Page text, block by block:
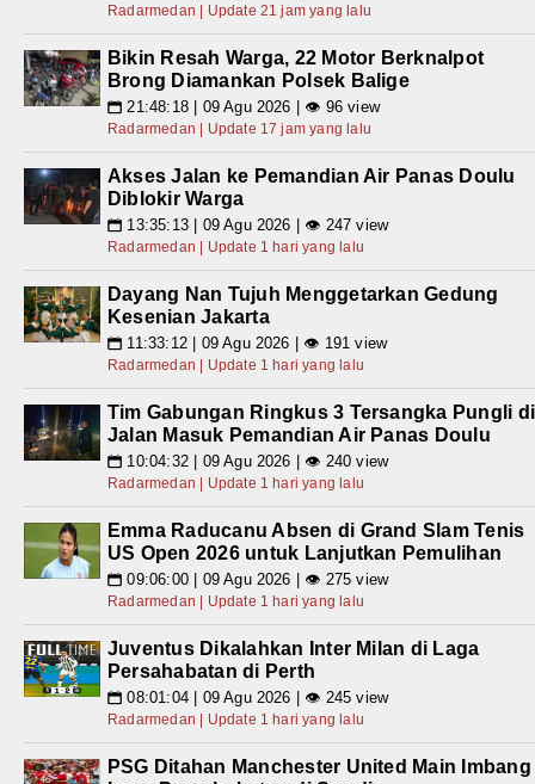
Radarmedan | Update 21 jam yang lalu
Bikin Resah Warga, 22 Motor Berknalpot
Brong Diamankan Polsek Balige
📅 21:48:18 | 09 Agu 2026 | 👁 96 view
Radarmedan | Update 17 jam yang lalu
Akses Jalan ke Pemandian Air Panas Doulu
Diblokir Warga
📅 13:35:13 | 09 Agu 2026 | 👁 247 view
Radarmedan | Update 1 hari yang lalu
Dayang Nan Tujuh Menggetarkan Gedung
Kesenian Jakarta
📅 11:33:12 | 09 Agu 2026 | 👁 191 view
Radarmedan | Update 1 hari yang lalu
Tim Gabungan Ringkus 3 Tersangka Pungli di
Jalan Masuk Pemandian Air Panas Doulu
📅 10:04:32 | 09 Agu 2026 | 👁 240 view
Radarmedan | Update 1 hari yang lalu
Emma Raducanu Absen di Grand Slam Tenis
US Open 2026 untuk Lanjutkan Pemulihan
📅 09:06:00 | 09 Agu 2026 | 👁 275 view
Radarmedan | Update 1 hari yang lalu
Juventus Dikalahkan Inter Milan di Laga
Persahabatan di Perth
📅 08:01:04 | 09 Agu 2026 | 👁 245 view
Radarmedan | Update 1 hari yang lalu
PSG Ditahan Manchester United Main Imbang